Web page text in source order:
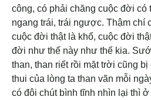
công, có phải chăng cuộc đời có
ngang trái, trái ngược. Thậm chí
cuộc đời thật là khổ, cuộc đời
đời như thế này như thế kia.
than, than riết rồi mặt trời cũng
thui của lòng ta than vãn mỗi
có đôi chút bình tĩnh nhìn lại thì